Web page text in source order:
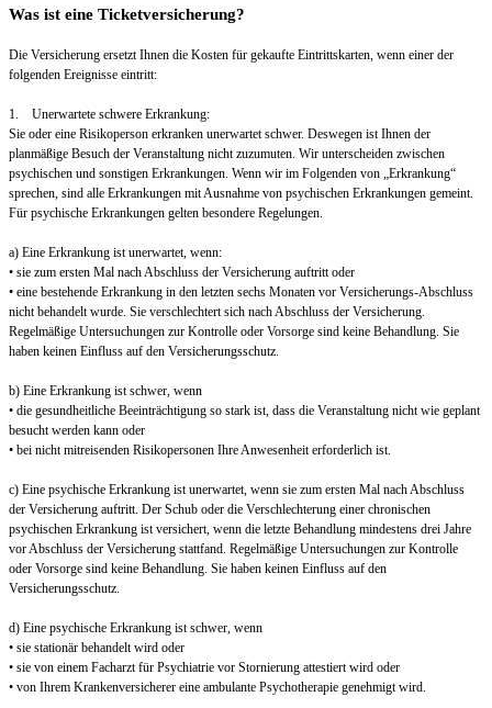
Was ist eine Ticketversicherung?
Die Versicherung ersetzt Ihnen die Kosten für gekaufte Eintrittskarten, wenn einer der
folgenden Ereignisse eintritt:
1. Unerwartete schwere Erkrankung:
Sie oder eine Risikoperson erkranken unerwartet schwer. Deswegen ist Ihnen der
planmäßige Besuch der Veranstaltung nicht zuzumuten. Wir unterscheiden zwischen
psychischen und sonstigen Erkrankungen. Wenn wir im Folgenden von „Erkrankung“
sprechen, sind alle Erkrankungen mit Ausnahme von psychischen Erkrankungen gemeint.
Für psychische Erkrankungen gelten besondere Regelungen.
a) Eine Erkrankung ist unerwartet, wenn:
• sie zum ersten Mal nach Abschluss der Versicherung auftritt oder
• eine bestehende Erkrankung in den letzten sechs Monaten vor Versicherungs-Abschluss
nicht behandelt wurde. Sie verschlechtert sich nach Abschluss der Versicherung.
Regelmäßige Untersuchungen zur Kontrolle oder Vorsorge sind keine Behandlung. Sie
haben keinen Einfluss auf den Versicherungsschutz.
b) Eine Erkrankung ist schwer, wenn
• die gesundheitliche Beeinträchtigung so stark ist, dass die Veranstaltung nicht wie geplant
besucht werden kann oder
• bei nicht mitreisenden Risikopersonen Ihre Anwesenheit erforderlich ist.
c) Eine psychische Erkrankung ist unerwartet, wenn sie zum ersten Mal nach Abschluss
der Versicherung auftritt. Der Schub oder die Verschlechterung einer chronischen
psychischen Erkrankung ist versichert, wenn die letzte Behandlung mindestens drei Jahre
vor Abschluss der Versicherung stattfand. Regelmäßige Untersuchungen zur Kontrolle
oder Vorsorge sind keine Behandlung. Sie haben keinen Einfluss auf den
Versicherungsschutz.
d) Eine psychische Erkrankung ist schwer, wenn
• sie stationär behandelt wird oder
• sie von einem Facharzt für Psychiatrie vor Stornierung attestiert wird oder
• von Ihrem Krankenversicherer eine ambulante Psychotherapie genehmigt wird.